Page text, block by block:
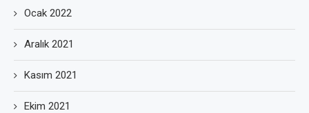
Ocak 2022
Aralık 2021
Kasım 2021
Ekim 2021